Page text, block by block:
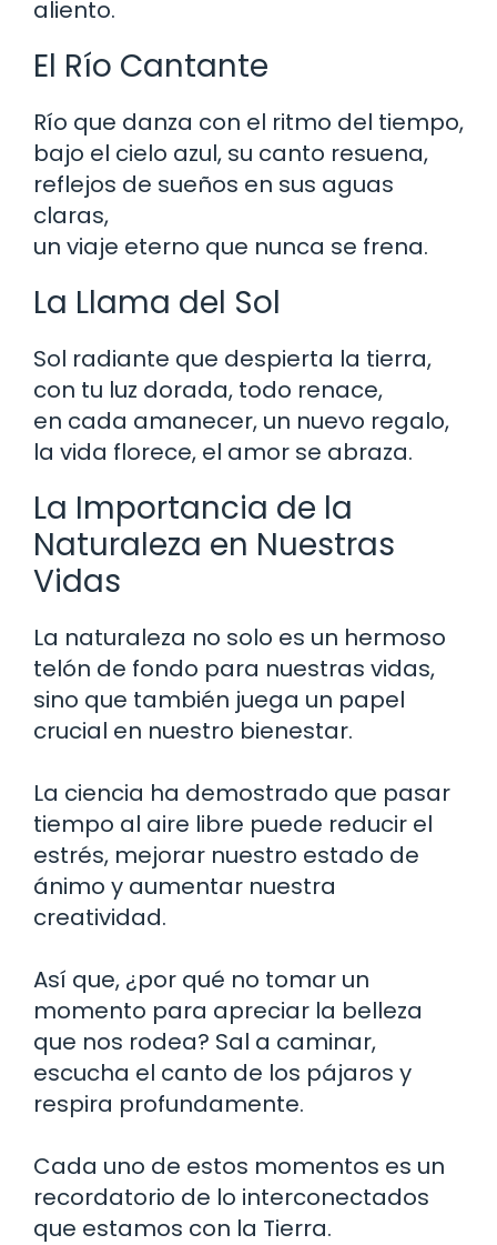
aliento.
El Río Cantante
Río que danza con el ritmo del tiempo,
bajo el cielo azul, su canto resuena,
reflejos de sueños en sus aguas
claras,
un viaje eterno que nunca se frena.
La Llama del Sol
Sol radiante que despierta la tierra,
con tu luz dorada, todo renace,
en cada amanecer, un nuevo regalo,
la vida florece, el amor se abraza.
La Importancia de la
Naturaleza en Nuestras
Vidas
La naturaleza no solo es un hermoso
telón de fondo para nuestras vidas,
sino que también juega un papel
crucial en nuestro bienestar.
La ciencia ha demostrado que pasar
tiempo al aire libre puede reducir el
estrés, mejorar nuestro estado de
ánimo y aumentar nuestra
creatividad.
Así que, ¿por qué no tomar un
momento para apreciar la belleza
que nos rodea? Sal a caminar,
escucha el canto de los pájaros y
respira profundamente.
Cada uno de estos momentos es un
recordatorio de lo interconectados
que estamos con la Tierra.